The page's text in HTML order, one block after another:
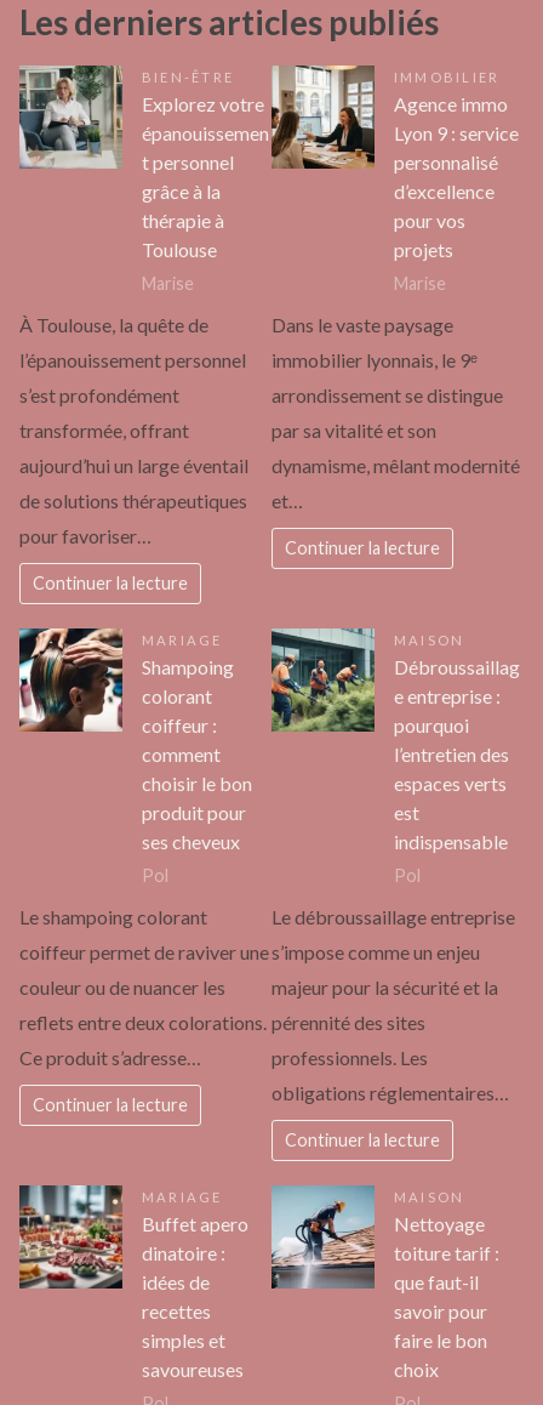
Les derniers articles publiés
BIEN-ÊTRE
Explorez votre
épanouissemen
t personnel
grâce à la
thérapie à
Toulouse
Marise
À Toulouse, la quête de
l’épanouissement personnel
s’est profondément
transformée, offrant
aujourd’hui un large éventail
de solutions thérapeutiques
pour favoriser…
Continuer la lecture
IMMOBILIER
Agence immo
Lyon 9 : service
personnalisé
d’excellence
pour vos
projets
Marise
Dans le vaste paysage
immobilier lyonnais, le 9ᵉ
arrondissement se distingue
par sa vitalité et son
dynamisme, mêlant modernité
et…
Continuer la lecture
MARIAGE
Shampoing
colorant
coiffeur :
comment
choisir le bon
produit pour
ses cheveux
Pol
Le shampoing colorant
coiffeur permet de raviver une
couleur ou de nuancer les
reflets entre deux colorations.
Ce produit s’adresse…
Continuer la lecture
MAISON
Débroussaillag
e entreprise :
pourquoi
l’entretien des
espaces verts
est
indispensable
Pol
Le débroussaillage entreprise
s’impose comme un enjeu
majeur pour la sécurité et la
pérennité des sites
professionnels. Les
obligations réglementaires…
Continuer la lecture
MARIAGE
Buffet apero
dinatoire :
idées de
recettes
simples et
savoureuses
MAISON
Nettoyage
toiture tarif :
que faut-il
savoir pour
faire le bon
choix